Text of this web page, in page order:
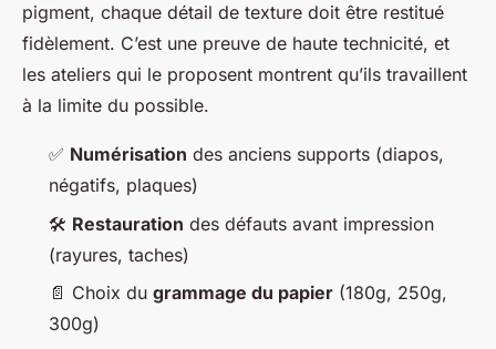
pigment, chaque détail de texture doit être restitué
fidèlement. C’est une preuve de haute technicité, et
les ateliers qui le proposent montrent qu’ils travaillent
à la limite du possible.
✅ Numérisation des anciens supports (diapos,
négatifs, plaques)
🛠️ Restauration des défauts avant impression
(rayures, taches)
📄 Choix du grammage du papier (180g, 250g,
300g)